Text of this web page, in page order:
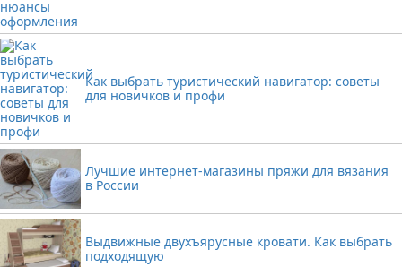
Как выбрать туристический навигатор: советы
для новичков и профи
Лучшие интернет-магазины пряжи для вязания
в России
Выдвижные двухъярусные кровати. Как выбрать
подходящую